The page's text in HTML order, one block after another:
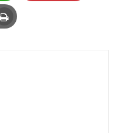
Pinterest